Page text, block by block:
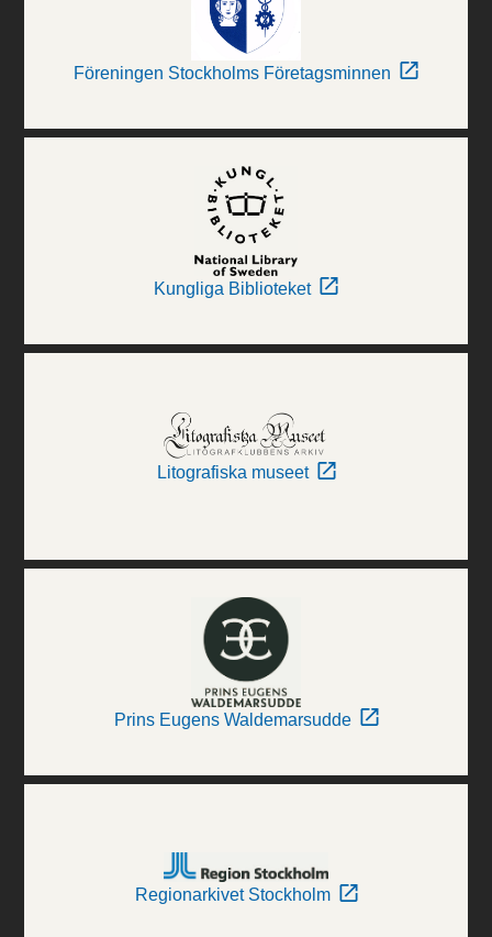
Föreningen Stockholms Företagsminnen
Kungliga Biblioteket
Litografiska museet
Prins Eugens Waldemarsudde
Regionarkivet Stockholm